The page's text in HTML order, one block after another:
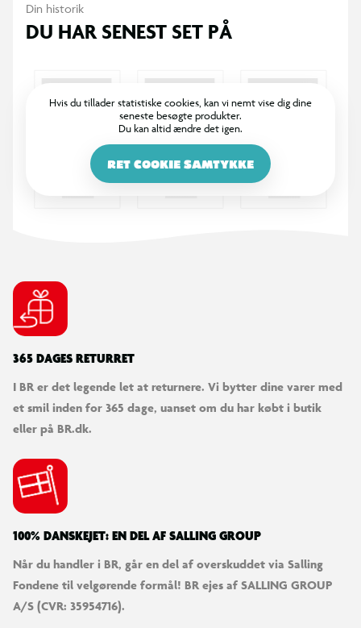
- 2 cookie Make-it! Mix
- 1 pose med chokoladetoppe
Din historik
DU HAR SENEST SET PÅ
Hvis du tillader statistiske cookies, kan vi nemt vise dig dine
seneste besøgte produkter.
Du kan altid ændre det igen.
RET COOKIE SAMTYKKE
365 DAGES RETURRET
I BR er det legende let at returnere. Vi bytter dine varer med
et smil inden for 365 dage, uanset om du har købt i butik
eller på BR.dk.
100% DANSKEJET: EN DEL AF SALLING GROUP
Når du handler i BR, går en del af overskuddet via Salling
Fondene til velgørende formål! BR ejes af SALLING GROUP
A/S (CVR: 35954716).